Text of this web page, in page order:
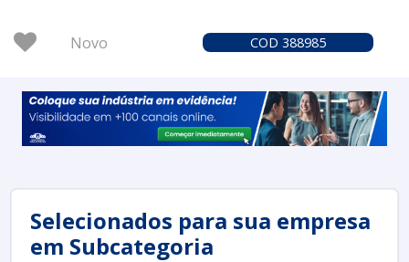
Novo COD 388985
Selecionados para sua empresa
em Subcategoria